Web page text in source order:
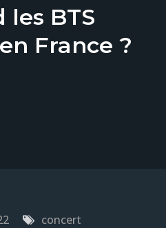
les BTS
France ?
concert